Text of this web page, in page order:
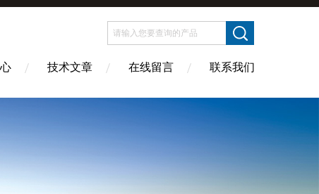
技术文章 在线留言 联系我们